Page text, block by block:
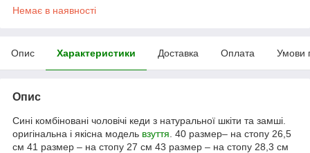
Немає в наявності
Опис Характеристики Доставка Оплата Умови
Опис
Сині комбіновані чоловічі кеди з натуральної шкіти та замші.
оригінальна і якісна модель взуття . 40 размер– на стопу 26,5
см 41 размер – на стопу 27 см 43 размер – на стопу 28,3 см